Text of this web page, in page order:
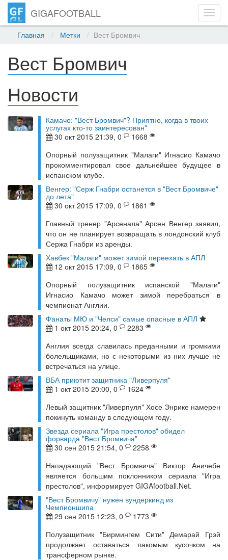
GIGAFOOTBALL
Главная Метки Вест Бромвич
Вест Бромвич
Новости
Камачо: "Вест Бромвич"? Приятно, когда в твоих
услугах кто-то заинтересован"
30 окт 2015 21:39, 0
1668
Опорный полузащитник "Малаги" Игнасио Камачо
прокомментировал свое дальнейшее будущее в
испанском клубе.
Венгер: "Серж Гнабри останется в "Вест Бромвиче"
до лета"
30 окт 2015 17:09, 0
1861
Главный тренер "Арсенала" Арсен Венгер заявил,
что он не планирует возвращать в лондонский клуб
Сержа Гнабри из аренды.
Хавбек "Малаги" может зимой переехать в АПЛ
12 окт 2015 17:09, 0
1865
Опорный полузащитник испанской "Малаги"
Игнасио Камачо может зимой перебраться в
чемпионат Англии.
Фанаты МЮ и "Челси" самые опасные в АПЛ
1 окт 2015 20:24, 0
2283
Англия всегда славилась преданными и громкими
болельщиками, но с некоторыми из них лучше не
встречаться на улице.
ВБА приютит защитника "Ливерпуля"
1 окт 2015 20:00, 0
1624
Левый защитник "Ливерпуля" Хосе Энрике намерен
покинуть команду в следующем году.
Звезда сериала "Игра престолов" обидел
форварда "Вест Бромвича"
30 сен 2015 21:54, 0
2258
Нападающий "Вест Бромвича" Виктор Аничебе
является большим поклонником сериала "Игра
престолов", информирует GIGAfootball.Net.
"Вест Бромвичу" нужен вундеркинд из
Чемпионшипа
29 сен 2015 12:23, 0
1773
Полузащитник "Бирмингем Сити" Демарай Грэй
продолжает оставаться лакомым кусочком на
трансферном рынке.